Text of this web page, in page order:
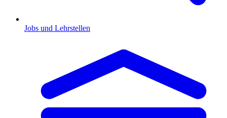
Jobs und Lehrstellen